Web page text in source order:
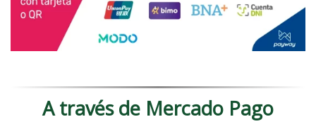
A través de Mercado Pago